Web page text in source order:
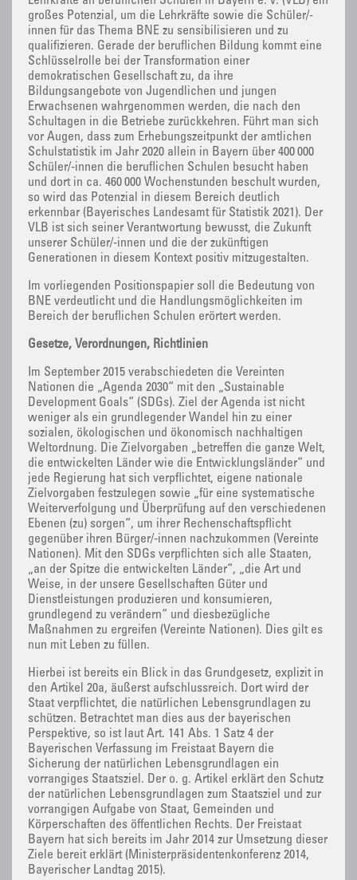
großes Potenzial, um die Lehrkräfte sowie die Schüler/-
innen für das Thema BNE zu sensibilisieren und zu
qualifizieren. Gerade der beruflichen Bildung kommt eine
Schlüsselrolle bei der Transformation einer
demokratischen Gesellschaft zu, da ihre
Bildungsangebote von Jugendlichen und jungen
Erwachsenen wahrgenommen werden, die nach den
Schultagen in die Betriebe zurückkehren. Führt man sich
vor Augen, dass zum Erhebungszeitpunkt der amtlichen
Schulstatistik im Jahr 2020 allein in Bayern über 400 000
Schüler/-innen die beruflichen Schulen besucht haben
und dort in ca. 460 000 Wochenstunden beschult wurden,
so wird das Potenzial in diesem Bereich deutlich
erkennbar (Bayerisches Landesamt für Statistik 2021). Der
VLB ist sich seiner Verantwortung bewusst, die Zukunft
unserer Schüler/-innen und die der zukünftigen
Generationen in diesem Kontext positiv mitzugestalten.
Im vorliegenden Positionspapier soll die Bedeutung von
BNE verdeutlicht und die Handlungsmöglichkeiten im
Bereich der beruflichen Schulen erörtert werden.
Gesetze, Verordnungen, Richtlinien
Im September 2015 verabschiedeten die Vereinten
Nationen die „Agenda 2030“ mit den „Sustainable
Development Goals“ (SDGs). Ziel der Agenda ist nicht
weniger als ein grundlegender Wandel hin zu einer
sozialen, ökologischen und ökonomisch nachhaltigen
Weltordnung. Die Zielvorgaben „betreffen die ganze Welt,
die entwickelten Länder wie die Entwicklungsländer“ und
jede Regierung hat sich verpflichtet, eigene nationale
Zielvorgaben festzulegen sowie „für eine systematische
Weiterverfolgung und Überprüfung auf den verschiedenen
Ebenen (zu) sorgen“, um ihrer Rechenschaftspflicht
gegenüber ihren Bürger/-innen nachzukommen (Vereinte
Nationen). Mit den SDGs verpflichten sich alle Staaten,
„an der Spitze die entwickelten Länder“, „die Art und
Weise, in der unsere Gesellschaften Güter und
Dienstleistungen produzieren und konsumieren,
grundlegend zu verändern“ und diesbezügliche
Maßnahmen zu ergreifen (Vereinte Nationen). Dies gilt es
nun mit Leben zu füllen.
Hierbei ist bereits ein Blick in das Grundgesetz, explizit in
den Artikel 20a, äußerst aufschlussreich. Dort wird der
Staat verpflichtet, die natürlichen Lebensgrundlagen zu
schützen. Betrachtet man dies aus der bayerischen
Perspektive, so ist laut Art. 141 Abs. 1 Satz 4 der
Bayerischen Verfassung im Freistaat Bayern die
Sicherung der natürlichen Lebensgrundlagen ein
vorrangiges Staatsziel. Der o. g. Artikel erklärt den Schutz
der natürlichen Lebensgrundlagen zum Staatsziel und zur
vorrangigen Aufgabe von Staat, Gemeinden und
Körperschaften des öffentlichen Rechts. Der Freistaat
Bayern hat sich bereits im Jahr 2014 zur Umsetzung dieser
Ziele bereit erklärt (Ministerpräsidentenkonferenz 2014,
Bayerischer Landtag 2015).